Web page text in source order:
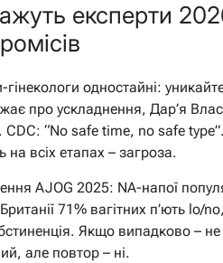
експерти
одностайні:
про ускладнення, Дар’я
CDC: “No safe time, no safe
на всіх етапах – загроза.
AJOG 2025: NA-напої
71% вагітних п’ють lo/
Якщо випадково – не
але повтор – ні.